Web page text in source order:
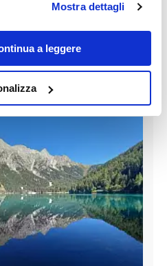
consenso in qualsiasi
sui cookie o facendo clic
privacy.
sulla tua posizione
di qualche
scansionandolo
di caratteristiche specifiche
elaborati i tuoi dati personali
nellasezione dettagli. Puoi
in qualsiasi momento
Mostra dettagli
a leggere